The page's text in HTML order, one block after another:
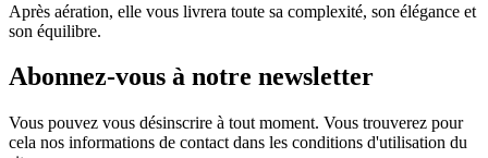
Après aération, elle vous livrera toute sa complexité, son élégance et
son équilibre.
Abonnez-vous à notre newsletter
Vous pouvez vous désinscrire à tout moment. Vous trouverez pour
cela nos informations de contact dans les conditions d'utilisation du